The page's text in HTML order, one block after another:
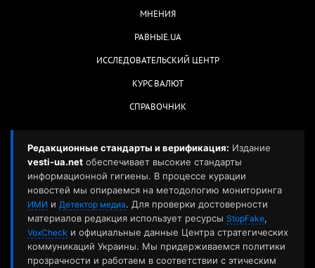
МНЕНИЯ
РАВНЫЕ.UA
ИССЛЕДОВАТЕЛЬСКИЙ ЦЕНТР
КУРС ВАЛЮТ
СПРАВОЧНИК
Редакционные стандарты и верификация: Издание
vesti-ua.net обеспечивает высокие стандарты
информационной гигиены. В процессе курации
новостей мы опираемся на методологию мониторинга
ИМИ и Детектор медиа. Для проверки достоверности
материалов редакция использует ресурсы StopFake,
VoxCheck и официальные данные Центра стратегических
коммуникаций Украины. Мы придерживаемся политики
прозрачности и работаем в соответствии с этическим